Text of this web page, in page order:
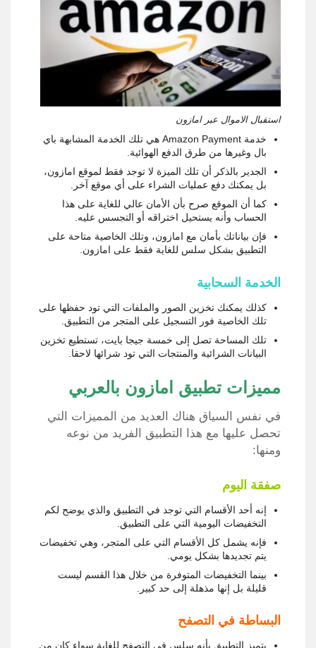
استقبال الاموال عبر امازون
خدمة Amazon Payment هي تلك الخدمة المشابهة باي
بال وغيرها من طرق الدفع الهوائية.
الجدير بالذكر أن تلك الميزة لا توجد فقط لموقع امازون،
بل يمكنك دفع عمليات الشراء على أي موقع آخر.
كما أن الموقع صرح بأن الأمان عالي للغاية على هذا
الحساب وأنه يستحيل اختراقه أو التجسس عليه.
فإن بياناتك بأمان مع امازون، وتلك الخاصية متاحة على
التطبيق بشكل سلس للغاية فقط على امازون.
الخدمة السحابية
كذلك يمكنك تخزين الصور والملفات التي تود حفظها على
تلك الخاصية فور التسجيل على المتجر من التطبيق.
تلك المساحة تصل إلى خمسة جيجا بايت، تستطيع تخزين
البيانات الشرائية والمنتجات التي تود شرائها لاحقا.
مميزات تطبيق امازون بالعربي
في نفس السياق هناك العديد من المميزات التي
تحصل عليها مع هذا التطبيق الفريد من نوعه
ومنها:
صفقة اليوم
إنه أحد الأقسام التي توجد في التطبيق والذي يوضح لكم
التخفيضات اليومية التي على التطبيق.
فإنه يشمل كل الأقسام التي على المتجر، وهي تخفيضات
يتم تجديدها بشكل يومي.
بينما التخفيضات المتوفرة من خلال هذا القسم ليست
قليلة بل إنها مذهلة إلى حد كبير.
البساطة في التصفح
يتميز التطبيق بأنه سلس في التصفح للغاية سواء كان من